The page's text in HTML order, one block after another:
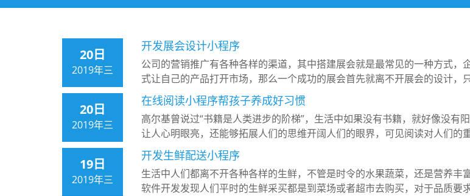
20日
2019年三
开发展会设计小程序
公司的营销推广有各种各样的渠道，其中搭建展会就是最常见的一种方式，
式让自己的产品打开市场，那么一个成功的展会首先就离不开展会的设计，
20日
2019年三
在线阅读小程序帮孩子养成好习惯
高尔基曾说过“书籍是人类进步的阶梯”，生活中如果没有书籍，就好像没有
让人心明眼亮，还能够拓展人们的思维开阔人们的眼界，可见阅读对人们的
19日
2019年三
开发生鲜配送小程序
生活中人们都离不开各种各样的生鲜，不管是时令的水果蔬菜，还是营养丰
软件开发发现人们平时的生鲜采买都是到菜场或者超市去购买，对于品质要